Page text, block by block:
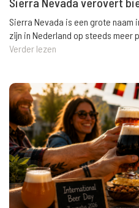
Sierra Nevada is een grote
zijn in Nederland op steeds meer
Verder lezen